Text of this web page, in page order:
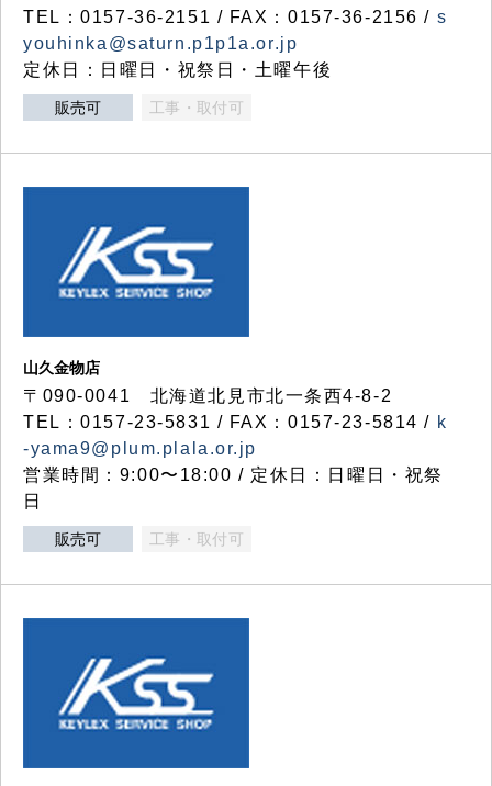
TEL：0157-36-2151 / FAX：0157-36-2156 / s
youhinka@saturn.p1p1a.or.jp
定休日：日曜日・祝祭日・土曜午後
販売可 工事・取付可
山久金物店
〒090-0041 北海道北見市北一条西4-8-2
TEL：0157-23-5831 / FAX：0157-23-5814 / k
-yama9@plum.plala.or.jp
営業時間：9:00〜18:00 / 定休日：日曜日・祝祭
日
販売可 工事・取付可